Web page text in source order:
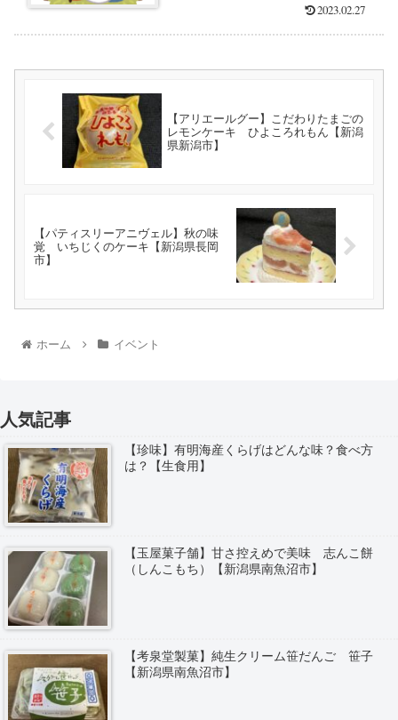
2023.02.27
【アリエールグー】こだわりたまごの
レモンケーキ ひよころれもん【新潟
県新潟市】
【パティスリーアニヴェル】秋の味
覚 いちじくのケーキ【新潟県長岡
市】
ホーム イベント
人気記事
【珍味】有明海産くらげはどんな味？食べ方
は？【生食用】
【玉屋菓子舗】甘さ控えめで美味 志んこ餅
（しんこもち）【新潟県南魚沼市】
【考泉堂製菓】純生クリーム笹だんご 笹子
【新潟県南魚沼市】